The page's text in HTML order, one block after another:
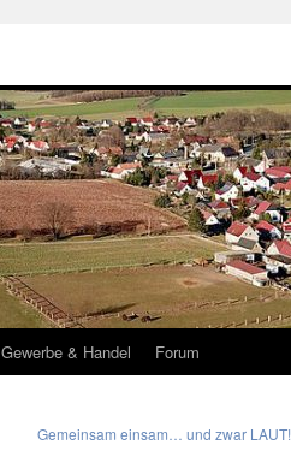
Gewerbe & Handel Forum
Gemeinsam einsam… und zwar LAUT!